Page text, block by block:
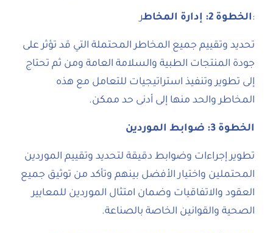
:الخطوة 2: إدارة المخاط ر
تحديد وتقييم جميع المخاطر المحتملة التي قد تؤثر على
جودة المنتجات الطبية والسلامة العامة ومن ثم تحتاج
إلى تطوير وتنفيذ استراتيجيات للتعامل مع هذه
المخاطر والحد منها إلى أدنى حد ممكن.
الخطوة 3: ضوابط الموردين
تطوير إجراءات وضوابط دقيقة لتحديد وتقييم الموردين
المحتملين واختيار الأفضل بينهم وتأكد من توثيق جميع
العقود والاتفاقيات وضمان امتثال الموردين للمعايير
الصحية والقوانين الخاصة بالصناعة.